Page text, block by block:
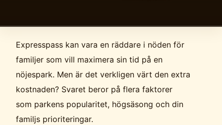
Expresspass kan vara en räddare i nöden för
familjer som vill maximera sin tid på en
nöjespark. Men är det verkligen värt den extra
kostnaden? Svaret beror på flera faktorer
som parkens popularitet, högsäsong och din
familjs prioriteringar.